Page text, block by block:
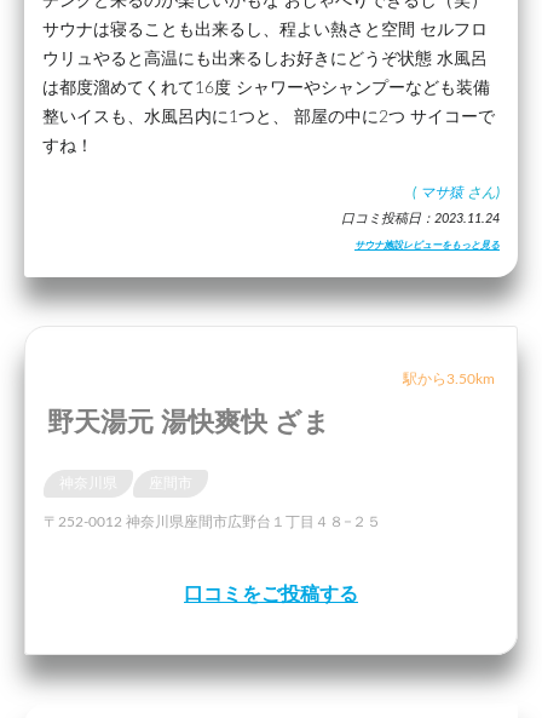
サウナは寝ることも出来るし、程よい熱さと空間 セルフロ
ウリュやると高温にも出来るしお好きにどうぞ状態 水風呂
は都度溜めてくれて16度 シャワーやシャンプーなども装備
整いイスも、水風呂内に1つと、 部屋の中に2つ サイコーで
すね！
( マサ猿 さん)
口コミ投稿日：2023.11.24
サウナ施設レビューをもっと見る
駅から3.50km
野天湯元 湯快爽快 ざま
〒252-0012 神奈川県座間市広野台１丁目４８−２５
口コミをご投稿する